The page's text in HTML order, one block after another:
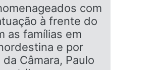
com
à frente do
as famílias em
e por
Câmara, Paulo